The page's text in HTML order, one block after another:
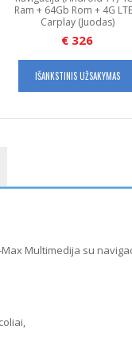
Ram + 64Gb Rom + 4G
Carplay (Juodas)
€ 326
IŠANKSTINIS UŽSAKYMAS
Multimedija su